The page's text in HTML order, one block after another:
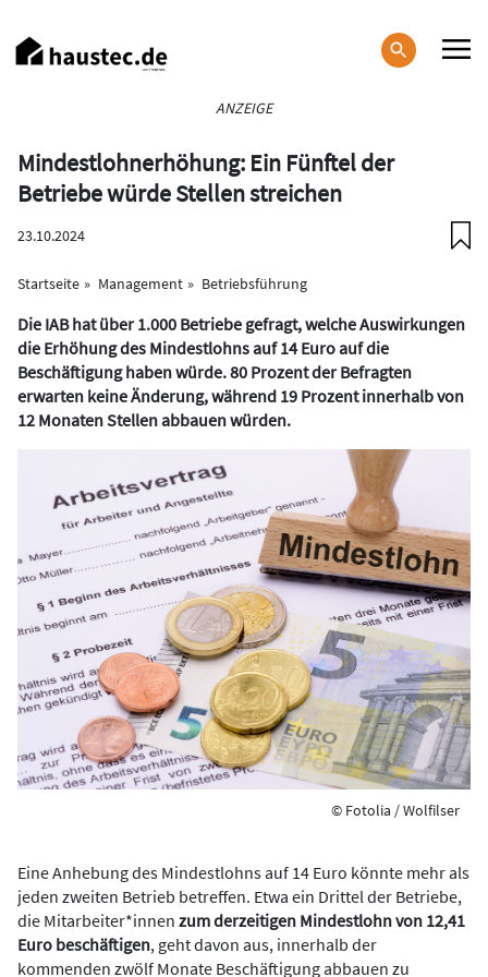
zum
Inhalt
ANZEIGE
Mindestlohnerhöhung: Ein Fünftel der
Betriebe würde Stellen streichen
23.10.2024
Startseite Management Betriebsführung
Die IAB hat über 1.000 Betriebe gefragt, welche Auswirkungen
die Erhöhung des Mindestlohns auf 14 Euro auf die
Beschäftigung haben würde. 80 Prozent der Befragten
erwarten keine Änderung, während 19 Prozent innerhalb von
12 Monaten Stellen abbauen würden.
© Fotolia / Wolfilser
Eine Anhebung des Mindestlohns auf 14 Euro könnte mehr als
jeden zweiten Betrieb betreffen. Etwa ein Drittel der Betriebe,
die Mitarbeiter*innen zum derzeitigen Mindestlohn von 12,41
Euro beschäftigen, geht davon aus, innerhalb der
kommenden zwölf Monate Beschäftigung abbauen zu